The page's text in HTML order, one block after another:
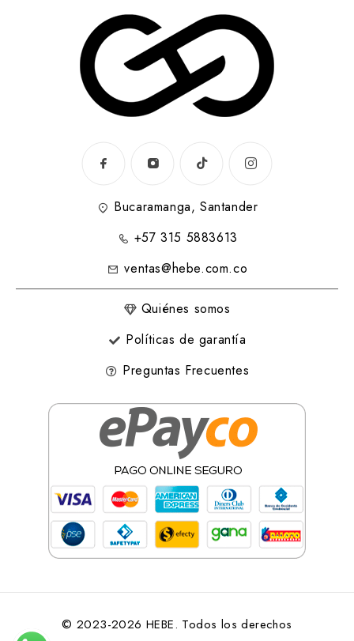
Bucaramanga, Santander
+57 315 5883613
ventas@hebe.com.co
Quiénes somos
Políticas de garantía
Preguntas Frecuentes
© 2023-2026 HEBE. Todos los derechos